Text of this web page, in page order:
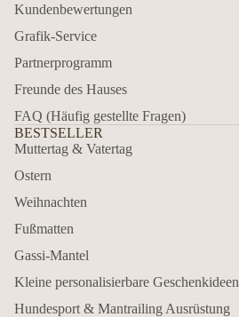
Kundenbewertungen
Grafik-Service
Partnerprogramm
Freunde des Hauses
FAQ (Häufig gestellte Fragen)
BESTSELLER
Muttertag & Vatertag
Ostern
Weihnachten
Fußmatten
Gassi-Mantel
Kleine personalisierbare Geschenkideen
Hundesport & Mantrailing Ausrüstung